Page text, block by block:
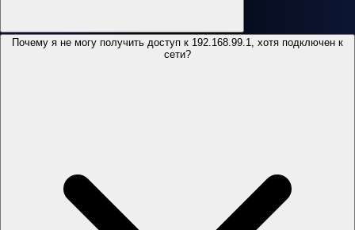
Почему я не могу получить доступ к 192.168.99.1, хотя подключен к
сети?